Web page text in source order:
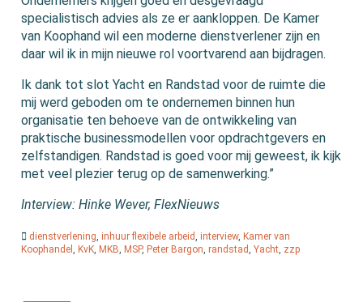
specialistisch advies als ze er aankloppen. De Kamer
van Koophand wil een moderne dienstverlener zijn en
daar wil ik in mijn nieuwe rol voortvarend aan bijdragen.
Ik dank tot slot Yacht en Randstad voor de ruimte die
mij werd geboden om te ondernemen binnen hun
organisatie ten behoeve van de ontwikkeling van
praktische businessmodellen voor opdrachtgevers en
zelfstandigen. Randstad is goed voor mij geweest, ik kijk
met veel plezier terug op de samenwerking.”
Interview: Hinke Wever, FlexNieuws
dienstverlening,inhuur flexibele arbeid,interview, Kamer van
Koophandel, KvK, MKB, MSP, Peter Bargon,randstad,Yacht, zzp